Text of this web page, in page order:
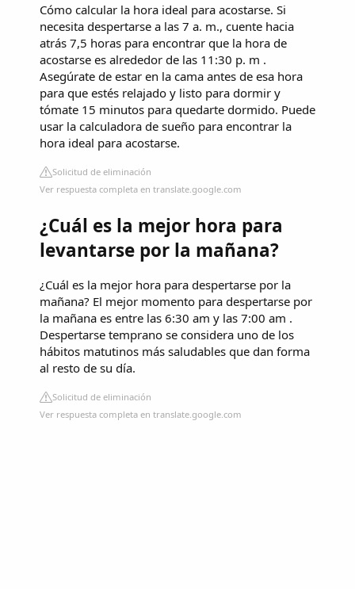
Cómo calcular la hora ideal para acostarse. Si
necesita despertarse a las 7 a. m., cuente hacia
atrás 7,5 horas para encontrar que la hora de
acostarse es alrededor de las 11:30 p. m .
Asegúrate de estar en la cama antes de esa hora
para que estés relajado y listo para dormir y
tómate 15 minutos para quedarte dormido. Puede
usar la calculadora de sueño para encontrar la
hora ideal para acostarse.
Solicitud de eliminación
Ver respuesta completa en translate.google.com
¿Cuál es la mejor hora para
levantarse por la mañana?
¿Cuál es la mejor hora para despertarse por la
mañana? El mejor momento para despertarse por
la mañana es entre las 6:30 am y las 7:00 am .
Despertarse temprano se considera uno de los
hábitos matutinos más saludables que dan forma
al resto de su día.
Solicitud de eliminación
Ver respuesta completa en translate.google.com